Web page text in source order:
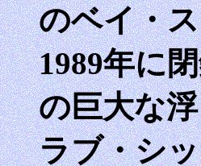
のベイ・
1989年に
の巨大な
ラブ・シ